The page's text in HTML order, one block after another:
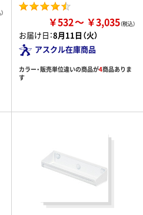
￥532 ￥3,035
お届け日：8月11日（火）
アスクル在庫商品
カラー・販売単位違いの商品が4商品ありま
す